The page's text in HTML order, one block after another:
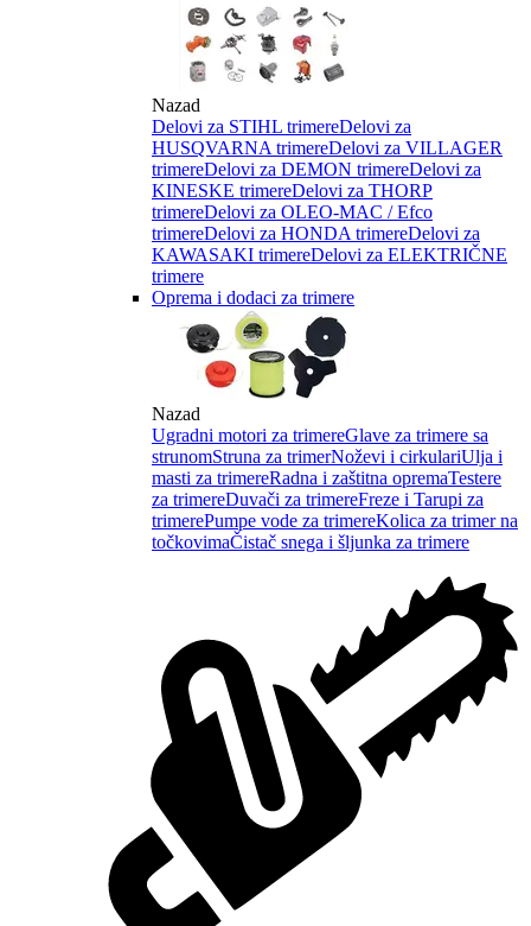
Nazad
Delovi za STIHL trimereDelovi za
HUSQVARNA trimereDelovi za VILLAGER
trimereDelovi za DEMON trimereDelovi za
KINESKE trimereDelovi za THORP
trimereDelovi za OLEO-MAC / Efco
trimereDelovi za HONDA trimereDelovi za
KAWASAKI trimereDelovi za ELEKTRIČNE
trimere
Oprema i dodaci za trimere
Nazad
Ugradni motori za trimereGlave za trimere sa
strunomStruna za trimerNoževi i cirkulariUlja i
masti za trimereRadna i zaštitna opremaTestere
za trimereDuvači za trimereFreze i Tarupi za
trimerePumpe vode za trimereKolica za trimer na
točkovimaČistač snega i šljunka za trimere